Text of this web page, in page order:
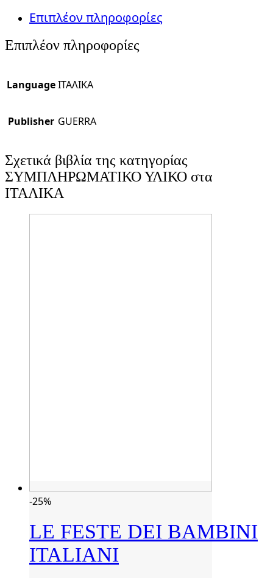
Επιπλέον πληροφορίες
Επιπλέον πληροφορίες
LanguageΙΤΑΛΙΚΑ
Publisher GUERRA
Σχετικά βιβλία της κατηγορίας
ΣΥΜΠΛΗΡΩΜΑΤΙΚΟ ΥΛΙΚΟ στα
ΙΤΑΛΙΚΑ
-25%
LE FESTE DEI BAMBINI
ITALIANI